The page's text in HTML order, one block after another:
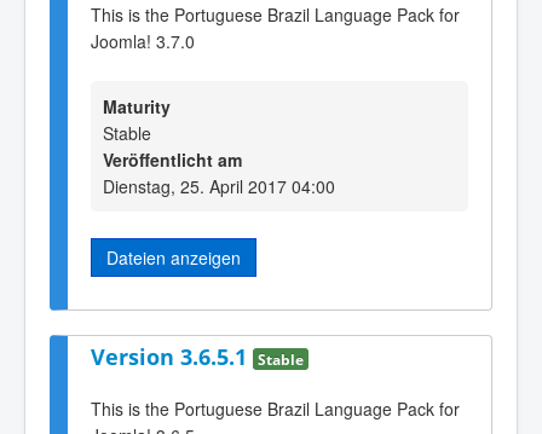
This is the Portuguese Brazil Language Pack for
Joomla! 3.7.0
Maturity
Stable
Veröffentlicht am
Dienstag, 25. April 2017 04:00
Dateien anzeigen
Version 3.6.5.1 Stable
This is the Portuguese Brazil Language Pack for